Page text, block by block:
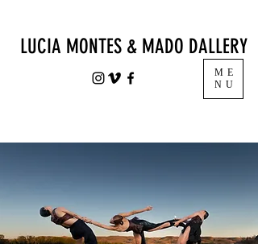
LUCIA MONTES & MADO DALLERY
ME
NU